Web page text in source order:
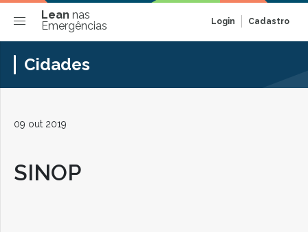
Lean nas
Emergências
Login Cadastro
Cidades
09 out 2019
SINOP